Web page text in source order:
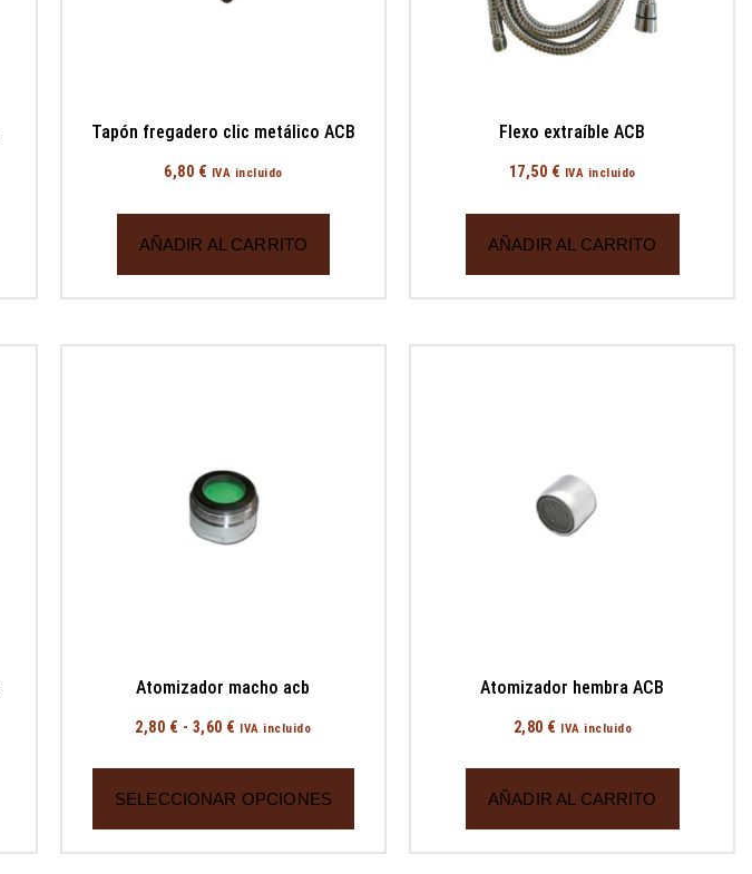
Tapón fregadero clic metálico ACB
6,80 € IVA incluido
AÑADIR AL CARRITO
Flexo extraíble ACB
17,50 € IVA incluido
AÑADIR AL CARRITO
Atomizador macho acb
2,80 € - 3,60 € IVA incluido
SELECCIONAR OPCIONES
Atomizador hembra ACB
2,80 € IVA incluido
AÑADIR AL CARRITO